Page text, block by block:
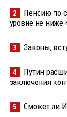
2
Пенсию по
уровне не ниже
3 Законы,
4
Путин
заключения
5 Сможет ли